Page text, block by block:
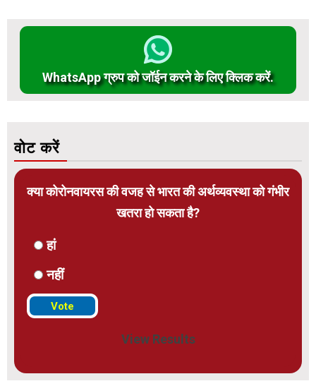
WhatsApp ग्रुप को जॉईन करने के लिए क्लिक करें.
वोट करें
क्या कोरोनवायरस की वजह से भारत की अर्थव्यवस्था को गंभीर
खतरा हो सकता है?
हां
नहीं
View Results